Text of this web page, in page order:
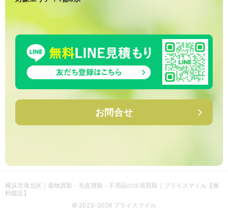
お問合せ
© 2023-2026 プライスマイル
横浜市港北区｜着物買取・毛皮買取・不用品の出張買取｜プライスマイル【無
料鑑定】